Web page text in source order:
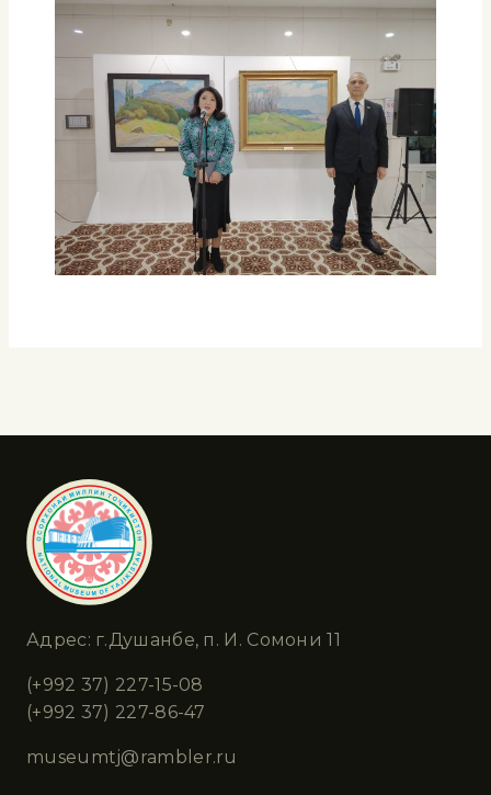
Адрес: г.Душанбе, п. И. Сомони 11
(+992 37) 227-15-08
(+992 37) 227-86-47
museumtj@rambler.ru